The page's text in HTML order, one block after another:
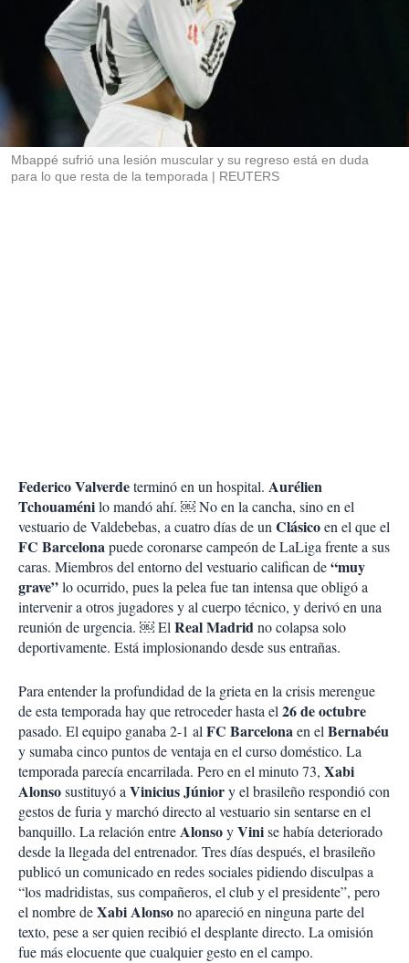
o
m
p
Mbappé sufrió una lesión muscular y su regreso está en duda
para lo que resta de la temporada
REUTERS
Federico Valverdeterminó en un hospital. Aurélien
Tchouaménilo mandó ahí. ￼ No en la cancha, sino en el
vestuario de Valdebebas, a cuatro días de unClásicoen el que el
FC Barcelonapuede coronarse campeón de LaLiga frente a sus
caras. Miembros del entorno del vestuario califican de“muy
grave”lo ocurrido, pues la pelea fue tan intensa que obligó a
intervenir a otros jugadores y al cuerpo técnico, y derivó en una
reunión de urgencia. ￼ ElReal Madridno colapsa solo
deportivamente. Está implosionando desde sus entrañas.
Para entender la profundidad de la grieta en la crisis merengue
de esta temporada hay que retroceder hasta el26 de octubre
pasado. El equipo ganaba 2-1 alFC Barcelonaen elBernabéu
y sumaba cinco puntos de ventaja en el curso doméstico. La
temporada parecía encarrilada. Pero en el minuto 73, Xabi
Alonsosustituyó aVinicius Júniory el brasileño respondió con
gestos de furia y marchó directo al vestuario sin sentarse en el
banquillo. La relación entreAlonsoyVinise había deteriorado
desde la llegada del entrenador. Tres días después, el brasileño
publicó un comunicado en redes sociales pidiendo disculpas a
“los madridistas, sus compañeros, el club y el presidente”, pero
el nombre deXabi Alonsono apareció en ninguna parte del
texto, pese a ser quien recibió el desplante directo. La omisión
fue más elocuente que cualquier gesto en el campo.